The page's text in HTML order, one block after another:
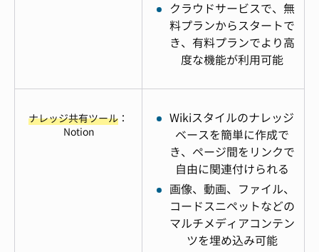
クラウドサービスで、無
料プランからスタートで
き、有料プランでより高
度な機能が利用可能
ナレッジ共有ツール ：
Notion
Wikiスタイルのナレッジ
ベースを簡単に作成で
き、ページ間をリンクで
自由に関連付けられる
画像、動画、ファイル、
コードスニペットなどの
マルチメディアコンテン
ツを埋め込み可能